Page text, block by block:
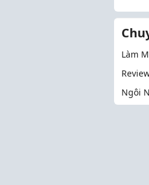
Làm
Ngôi